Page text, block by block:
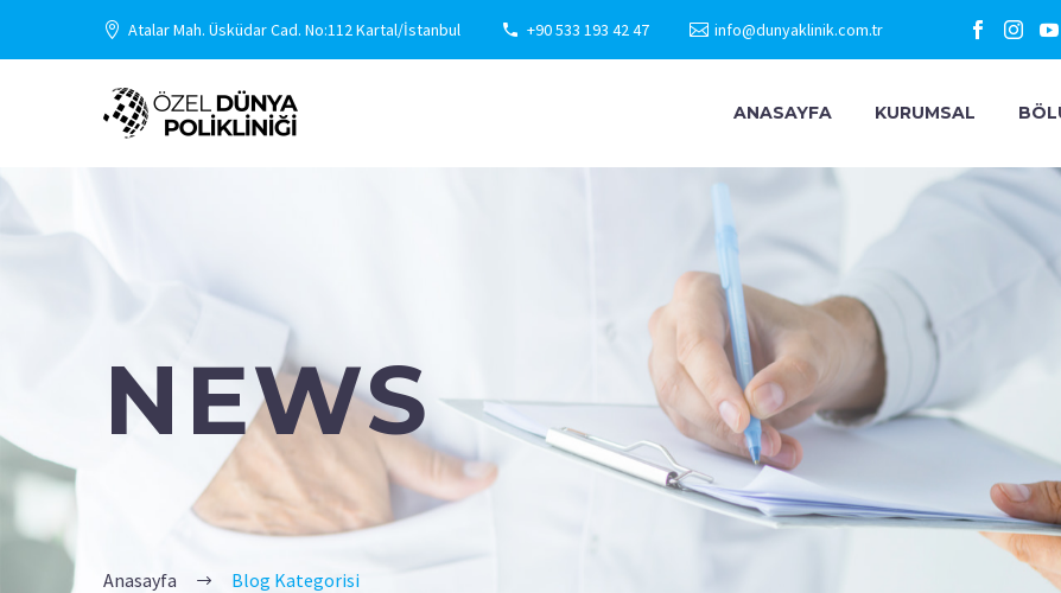
Atalar Mah. Üsküdar Cad. No:112 Kartal/İstanbul +90 533 193 42 47 info@dunyaklinik.com.tr
ANASAYFA KURUMSAL
NEWS
Anasayfa Blog Kategorisi